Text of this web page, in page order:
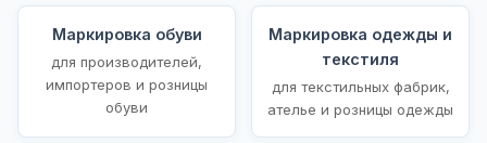
Маркировка обуви
для производителей,
импортеров и розницы
обуви
Маркировка одежды и
текстиля
для текстильных фабрик,
ателье и розницы одежды